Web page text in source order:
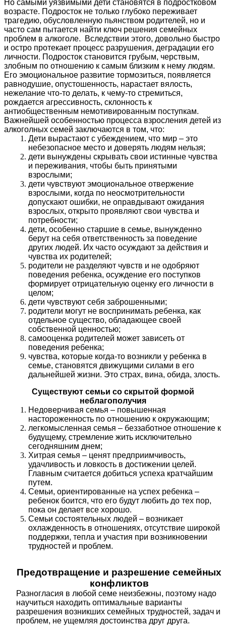
Но самыми уязвимыми дети становятся в подростковом
возрасте. Подросток не только глубоко переживает
трагедию, обусловленную пьянством родителей, но и
часто сам пытается найти ключ решения семейных
проблем в алкоголе. Вследствии этого, довольно быстро
и остро протекает процесс разрушения, деградации его
личности. Подросток становится грубым, черствым,
злобным по отношению к самым близким к нему людям.
Его эмоциональное развитие тормозиться, появляется
равнодушие, опустошенность, нарастает вялость,
нежелание что-то делать, к чему-то стремиться,
рождается агрессивность, склонность к
антиобщественным немотивированным поступкам.
Важнейшей особенностью процесса взросления детей из
алкоголных семей заключаются в том, что:
Дети вырастают с убеждением, что мир – это
небезопасное место и доверять людям нельзя;
дети вынуждены скрывать свои истинные чувства
и переживания, чтобы быть принятыми
взрослыми;
дети чувствуют эмоциональное отвержение
взрослыми, когда по неосмотрительности
допускают ошибки, не оправдывают ожидания
взрослых, открыто проявляют свои чувства и
потребности;
дети, особенно старшие в семье, вынужденно
берут на себя ответственность за поведение
других людей. Их часто осуждают за действия и
чувства их родителей;
родители не разделяют чувств и не одобряют
поведения ребенка, осуждение его поступков
формирует отрицательную оценку его личности в
целом;
дети чувствуют себя заброшенными;
родители могут не воспринимать ребенка, как
отдельное существо, обладающее своей
собственной ценностью;
самооценка родителей может зависеть от
поведения ребенка;
чувства, которые когда-то возникли у ребенка в
семье, становятся движущими силами в его
дальнейшей жизни. Это страх, вина, обида, злость.
Существуют семьи со скрытой формой
неблагополучия
Недоверчивая семья – повышенная
настороженность по отношению к окружающим;
легкомысленная семья – беззаботное отношение к
будущему, стремление жить исключительно
сегодняшним днем;
Хитрая семья – ценят предприимчивость,
удачливость и ловкость в достижении целей.
Главным считается добиться успеха кратчайшим
путем.
Семьи, ориентированные на успех ребенка –
ребенок боится, что его будут любить до тех пор,
пока он делает все хорошо.
Семьи состоятельных людей – возникает
охлажденность в отношениях, отсутствие широкой
поддержки, тепла и участия при возникновении
трудностей и проблем.
Предотвращение и разрешение семейных
конфликтов
Разногласия в любой семе неизбежны, поэтому надо
научиться находить оптимальные варианты
разрешения возникших семейных трудностей, задач и
проблем, не ущемляя достоинства друг друга.